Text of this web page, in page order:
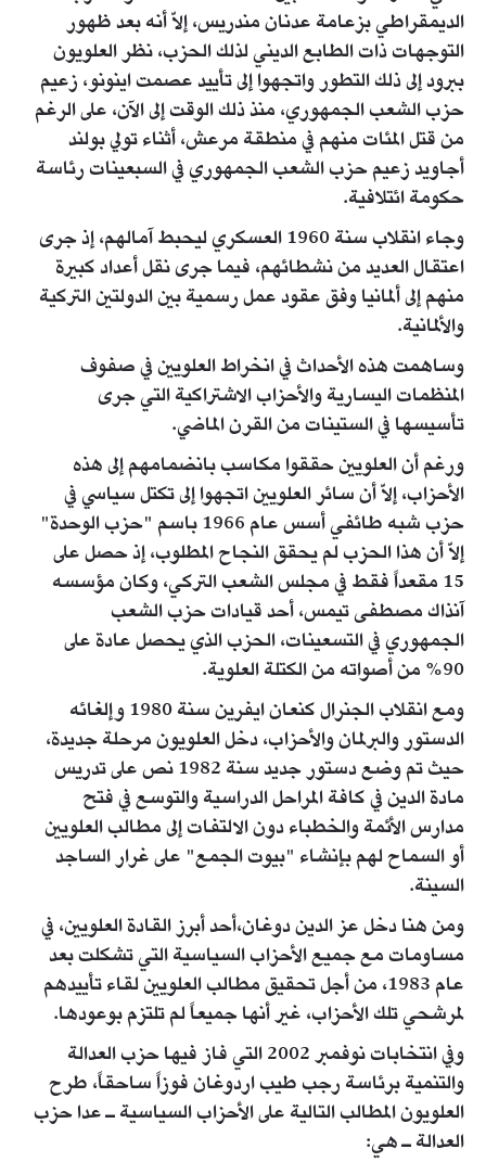
الديمقراطي بزعامة عدنان مندريس، إلاّ أنه بعد ظهور
التوجهات ذات الطابع الديني لذلك الحزب، نظر العلويون
ببرود إلى ذلك التطور واتجهوا إلى تأييد عصمت اينونو، زعيم
حزب الشعب الجمهوري، منذ ذلك الوقت إلى الآن، على الرغم
من قتل المئات منهم في منطقة مرعش، أثناء تولي بولند
أجاويد زعيم حزب الشعب الجمهوري في السبعينات رئاسة
حكومة ائتلافية.
وجاء انقلاب سنة 1960 العسكري ليحبط آمالهم، إذ جرى
اعتقال العديد من نشطائهم، فيما جرى نقل أعداد كبيرة
منهم إلى ألمانيا وفق عقود عمل رسمية بين الدولتين التركية
والألمانية.
وساهمت هذه الأحداث في انخراط العلويين في صفوف
المنظمات اليسارية والأحزاب الاشتراكية التي جرى
تأسيسها في الستينات من القرن الماضي.
ورغم أن العلويين حققوا مكاسب بانضمامهم إلى هذه
الأحزاب، إلاّ أن سائر العلويين اتجهوا إلى تكتل سياسي في
حزب شبه طائفي أسس عام 1966 باسم "حزب الوحدة"
إلاّ أن هذا الحزب لم يحقق النجاح المطلوب، إذ حصل على
15 مقعداً فقط في مجلس الشعب التركي، وكان مؤسسه
آنذاك مصطفى تيمس، أحد قيادات حزب الشعب
الجمهوري في التسعينات، الحزب الذي يحصل عادة على
90% من أصواته من الكتلة العلوية.
ومع انقلاب الجنرال كنعان ايفرين سنة 1980 وإلغائه
الدستور والبرلمان والأحزاب، دخل العلويون مرحلة جديدة،
حيث تم وضع دستور جديد سنة 1982 نص على تدريس
مادة الدين في كافة المراحل الدراسية والتوسع في فتح
مدارس الأئمة والخطباء دون الالتفات إلى مطالب العلويين
أو السماح لهم بإنشاء "بيوت الجمع" على غرار الساجد
السينة.
ومن هنا دخل عز الدين دوغان،أحد أبرز القادة العلويين، في
مساومات مع جميع الأحزاب السياسية التي تشكلت بعد
عام 1983، من أجل تحقيق مطالب العلويين لقاء تأييدهم
لمرشحي تلك الأحزاب، غير أنها جميعاً لم تلتزم بوعودها.
وفي انتخابات نوفمبر 2002 التي فاز فيها حزب العدالة
والتنمية برئاسة رجب طيب اردوغان فوزاً ساحقاً، طرح
العلويون المطالب التالية على الأحزاب السياسية ـ عدا حزب
العدالة ـ هي: